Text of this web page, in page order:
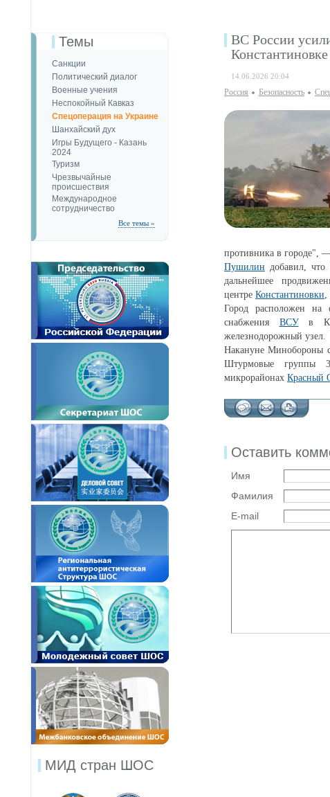
Темы
Санкции
Политический диалог
Военные учения
Неспокойный Кавказ
Спецоперация на Украине
Шанхайский дух
Игры Будущего - Казань
2024
Туризм
Чрезвычайные
происшествия
Международное
сотрудничество
Все темы »
МИД стран ШОС
ВС России
Константиновке
14.06.2026 20:04
Россия Безопаcность
противника в городе",
Пушилин добавил, что
дальнейшее
центре Константиновки,
Город расположен на
снабжения ВСУв
железнодорожный узел.
Накануне Минобороны
Штурмовые группы
микрорайонах Красный
Оставить
Имя
Фамилия
E-mail